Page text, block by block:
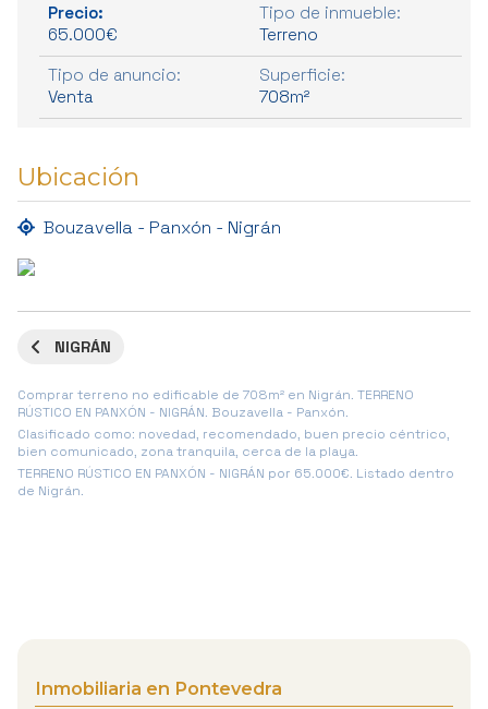
Precio:
65.000€
Tipo de inmueble:
Terreno
Tipo de anuncio:
Venta
Superficie:
708m²
Ubicación
Bouzavella - Panxón - Nigrán
NIGRÁN
Comprar terreno no edificable de 708m² en Nigrán. TERRENO
RÚSTICO EN PANXÓN - NIGRÁN. Bouzavella - Panxón.
Clasificado como: novedad, recomendado, buen precio céntrico,
bien comunicado, zona tranquila, cerca de la playa.
TERRENO RÚSTICO EN PANXÓN - NIGRÁN por 65.000€. Listado dentro
de Nigrán.
Inmobiliaria en Pontevedra